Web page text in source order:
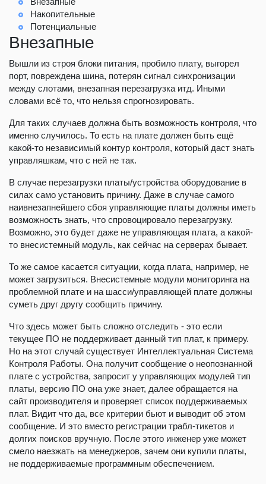
Накопительные
Потенциальные
Внезапные
Вышли из строя блоки питания, пробило плату, выгорел
порт, повреждена шина, потерян сигнал синхронизации
между слотами, внезапная перезагрузка итд. Иными
словами всё то, что нельзя спрогнозировать.
Для таких случаев должна быть возможность контроля, что
именно случилось. То есть на плате должен быть ещё
какой-то независимый контур контроля, который даст знать
управляшкам, что с ней не так.
В случае перезагрузки платы/устройства оборудование в
силах само установить причину. Даже в случае самого
наивнезапнейшего сбоя управляющие платы должны иметь
возможность знать, что спровоцировало перезагрузку.
Возможно, это будет даже не управляющая плата, а какой-
то внесистемный модуль, как сейчас на серверах бывает.
То же самое касается ситуации, когда плата, например, не
может загрузиться. Внесистемные модули мониторинга на
проблемной плате и на шасси/управляющей плате должны
суметь друг другу сообщить причину.
Что здесь может быть сложно отследить - это если
текущее ПО не поддерживает данный тип плат, к примеру.
Но на этот случай существует Интеллектуальная Система
Контроля Работы. Она получит сообщение о неопознанной
плате с устройства, запросит у управляющих модулей тип
платы, версию ПО она уже знает, далее обращается на
сайт производителя и проверяет список поддерживаемых
плат. Видит что да, все критерии бьют и выводит об этом
сообщение. И это вместо регистрации трабл-тикетов и
долгих поисков вручную. После этого инженер уже может
смело наезжать на менеджеров, зачем они купили платы,
не поддерживаемые программным обеспечением.